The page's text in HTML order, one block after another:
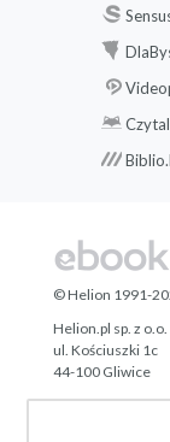
© Helion 1991-
Helion.pl sp. z o.o.
ul. Kościuszki 1c
44-100 Gliwice